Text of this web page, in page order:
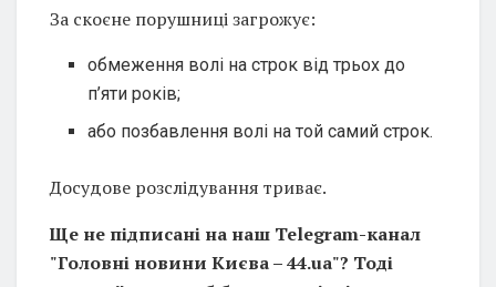
За скоєне порушниці загрожує:
обмеження волі на строк від трьох до
п’яти років;
або позбавлення волі на той самий строк.
Досудове розслідування триває.
Ще не підписані на наш Telegram-канал
"Головні новини Києва – 44.ua"? Тоді